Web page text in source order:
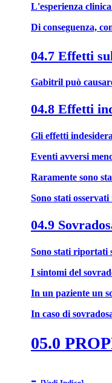
L'esperienza
Di conseguenza,
04.7 Effetti
Gabitril può
04.8 Effetti
Gli effetti
Eventi avversi
Raramente sono
Sono stati
04.9
Sono stati riportati
I sintomi del
In un paziente un
In caso di
05.0